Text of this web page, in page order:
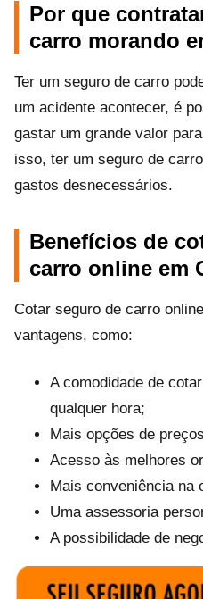
Por que
carro morando
Ter um seguro de carro
um acidente acontecer, é
gastar um grande valor
isso, ter um seguro de
gastos desnecessários.
Benefícios de
carro online em
Cotar seguro de carro
vantagens, como:
A comodidade de
qualquer hora;
Mais opções de
Acesso às melhores
Mais conveniência na
Uma assessoria
A possibilidade de